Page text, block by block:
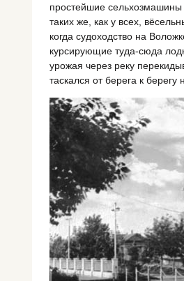
простейшие сельхозмашины
таких же, как у всех,
когда судоходство на
курсирующие туда-сюда
урожая через реку
таскался от берега к